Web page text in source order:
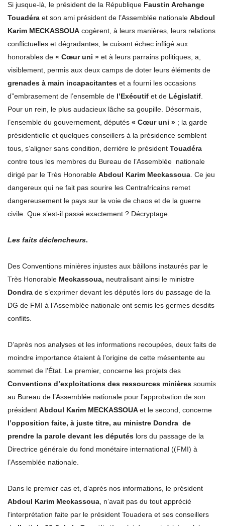
Si jusque-là, le président de la République Faustin Archange
Touadéra et son ami président de l’Assemblée nationale Abdoul
Karim MECKASSOUA cogèrent, à leurs manières, leurs relations
conflictuelles et dégradantes, le cuisant échec infligé aux
honorables de « Cœur uni » et à leurs parrains politiques, a,
visiblement, permis aux deux camps de doter leurs éléments de
grenades à main incapacitantes et a fourni les occasions
d”embrasement de l’ensemble de l’Exécutif et de Législatif.
Pour un rein, le plus audacieux lâche sa goupille. Désormais,
l’ensemble du gouvernement, députés « Cœur uni » ; la garde
présidentielle et quelques conseillers à la présidence semblent
tous, s’aligner sans condition, derrière le président Touadéra
contre tous les membres du Bureau de l’Assemblée nationale
dirigé par le Très Honorable Abdoul Karim Meckassoua. Ce jeu
dangereux qui ne fait pas sourire les Centrafricains remet
dangereusement le pays sur la voie de chaos et de la guerre
civile. Que s’est-il passé exactement ? Décryptage.
Les faits déclencheurs.
Des Conventions minières injustes aux bâillons instaurés par le
Très Honorable Meckassoua, neutralisant ainsi le ministre
Dondra de s’exprimer devant les députés lors du passage de la
DG de FMI à l’Assemblée nationale ont semis les germes desdits
conflits.
D’après nos analyses et les informations recoupées, deux faits de
moindre importance étaient à l’origine de cette mésentente au
sommet de l’État. Le premier, concerne les projets des
Conventions d’exploitations des ressources minières soumis
au Bureau de l’Assemblée nationale pour l’approbation de son
président Abdoul Karim MECKASSOUAet le second, concerne
l’opposition faite, à juste titre, au ministre Dondra de
prendre la parole devant les députés lors du passage de la
Directrice générale du fond monétaire international ((FMI) à
l’Assemblée nationale.
Dans le premier cas et, d’après nos informations, le président
Abdoul Karim Meckassoua, n’avait pas du tout apprécié
l’interprétation faite par le président Touadera et ses conseillers